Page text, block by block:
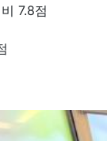
7.8점